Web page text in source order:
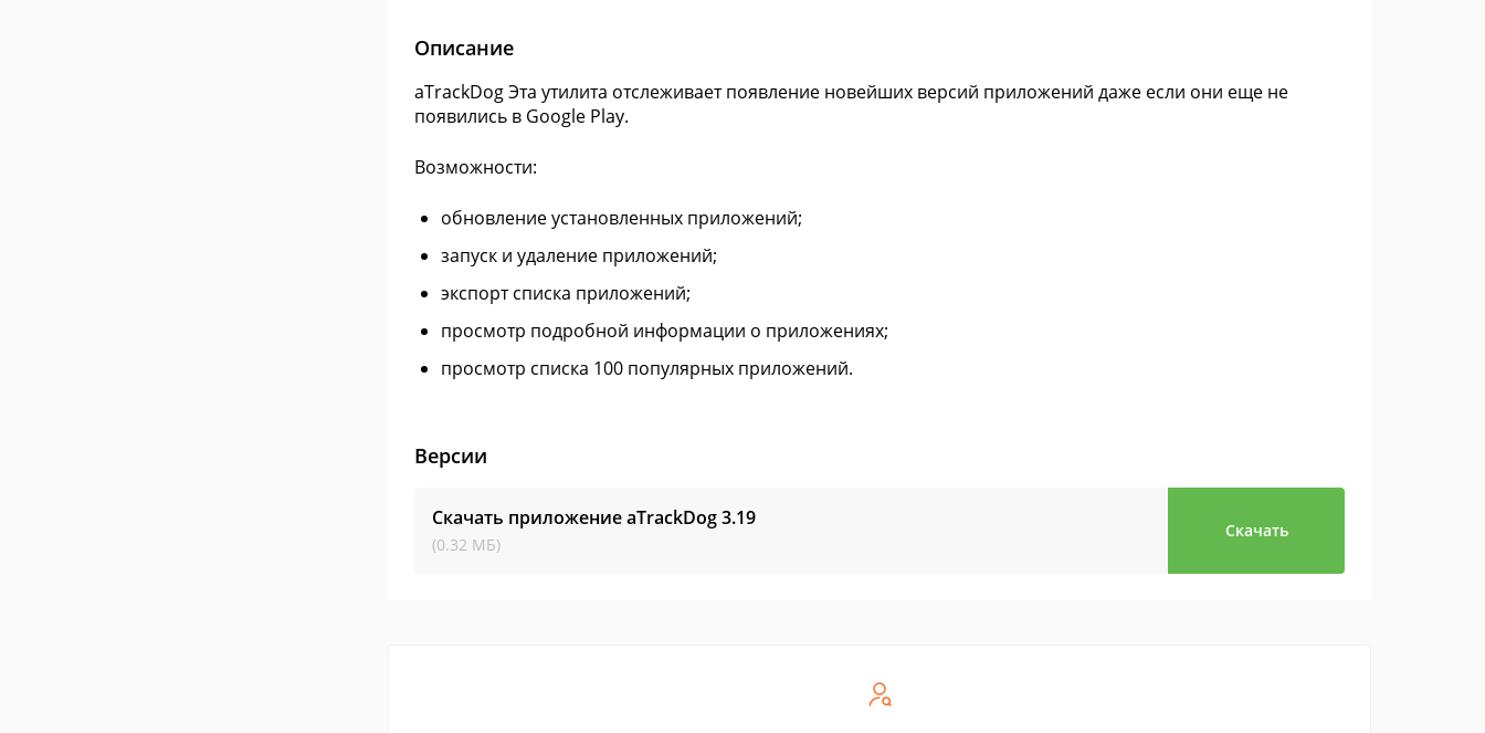
Описание
aTrackDog Эта утилита отслеживает появление новейших версий приложений даже если они еще не
появились в Google Play.
Возможности:
обновление установленных приложений;
запуск и удаление приложений;
экспорт списка приложений;
просмотр подробной информации о приложениях;
просмотр списка 100 популярных приложений.
Версии
Скачать приложение aTrackDog3.19
(0.32 МБ)
Скачать